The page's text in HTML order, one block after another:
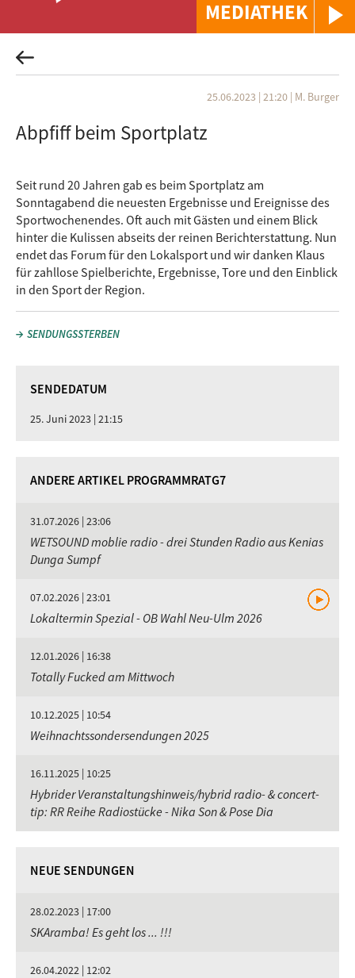
MEDIATHEK
25.06.2023 | 21:20 | M. Burger
Abpfiff beim Sportplatz
Seit rund 20 Jahren gab es beim Sportplatz am
Sonntagabend die neuesten Ergebnisse und Ereignisse des
Sportwochenendes. Oft auch mit Gästen und einem Blick
hinter die Kulissen abseits der reinen Berichterstattung. Nun
endet das Forum für den Lokalsport und wir danken Klaus
für zahllose Spielberichte, Ergebnisse, Tore und den Einblick
in den Sport der Region.
SENDUNGSSTERBEN
SENDEDATUM
25. Juni 2023 | 21:15
ANDERE ARTIKEL PROGRAMMRATG7
31.07.2026 | 23:06
WETSOUND moblie radio - drei Stunden Radio aus Kenias
Dunga Sumpf
07.02.2026 | 23:01
Lokaltermin Spezial - OB Wahl Neu-Ulm 2026
12.01.2026 | 16:38
Totally Fucked am Mittwoch
10.12.2025 | 10:54
Weihnachtssondersendungen 2025
16.11.2025 | 10:25
Hybrider Veranstaltungshinweis/hybrid radio- & concert-
tip: RR Reihe Radiostücke - Nika Son & Pose Dia
NEUE SENDUNGEN
28.02.2023 | 17:00
SKAramba! Es geht los ... !!!
26.04.2022 | 12:02